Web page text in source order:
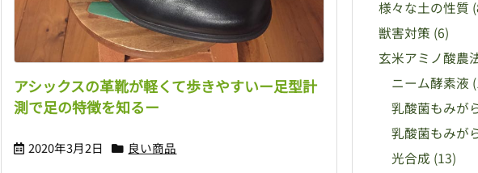
アシックスの革靴が軽くて歩きやすいー足型計
測で足の特徴を知るー
2020年3月2日 良い商品
様々な土の性質
獣害対策 (6)
玄米アミノ酸農
ニーム酵素液
乳酸菌もみが
乳酸菌もみが
光合成 (13)